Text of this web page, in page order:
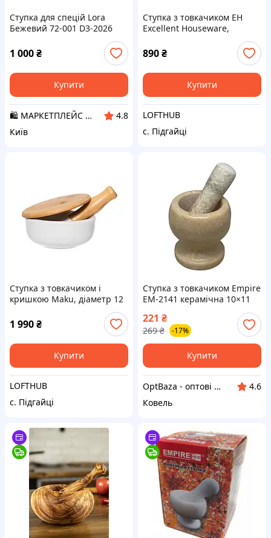
Ступка для спецій Lora
Бежевий 72-001 D3-2026
1 000₴
Купити
🛍️ МАРКЕТПЛЕЙС DMD
4.8
Київ
Ступка з товкачиком EH
Excellent Houseware,
діаметр 15 см; висота 5 см,
натуральний
890₴
Купити
LOFTHUB
с. Підгайці
Ступка з товкачиком і
кришкою Maku, діаметр 12
1 990₴
Купити
LOFTHUB
с. Підгайці
Ступка з товкачиком Empire
EM-2141 керамічна 10×11
221 ₴
269 ₴ -17%
Купити
OptBaza - оптові ціни для всіх
4.6
Ковель